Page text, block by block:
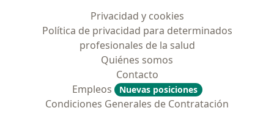
Privacidad y cookies
Política de privacidad para determinados
profesionales de la salud
Quiénes somos
Contacto
Empleos
Nuevas posiciones
Condiciones Generales de Contratación